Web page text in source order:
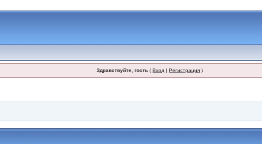
Здравствуйте, гость (Вход |Регистрация )